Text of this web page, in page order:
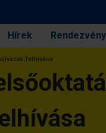
Hírek
felhívása